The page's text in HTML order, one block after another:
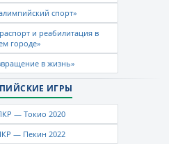
спорт»
и реабилитация в
городе»
в жизнь»
ИГРЫ
— Токио 2020
— Пекин 2022